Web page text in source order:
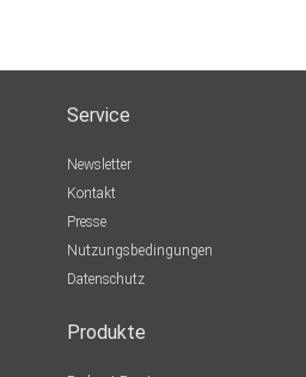
Service
Newsletter
Kontakt
Presse
Nutzungsbedingungen
Datenschutz
Produkte